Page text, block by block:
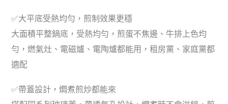
✅大平底受熱均勻，煎制效果更穩
大面積平整鍋底，受熱均勻，煎蛋不焦邊、牛排上色均
勻，燃氣灶、電磁爐、電陶爐都能用，租房黨、家庭黨都
適配
✅帶蓋設計，燜煮煎炒都能來